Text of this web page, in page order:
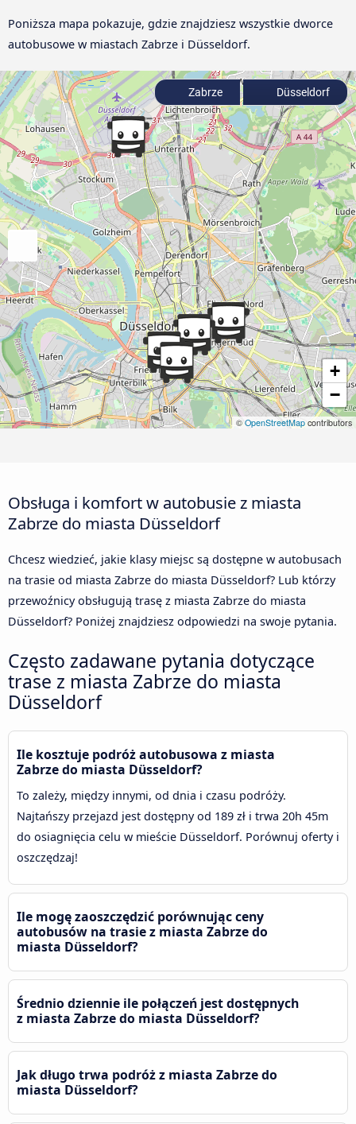
Poniższa mapa pokazuje, gdzie znajdziesz wszystkie dworce
autobusowe w miastach Zabrze i Düsseldorf.
+
−
© OpenStreetMap contributors
Zabrze Düsseldorf
Obsługa i komfort w autobusie z miasta
Zabrze do miasta Düsseldorf
Chcesz wiedzieć, jakie klasy miejsc są dostępne w autobusach
na trasie od miasta Zabrze do miasta Düsseldorf? Lub którzy
przewoźnicy obsługują trasę z miasta Zabrze do miasta
Düsseldorf? Poniżej znajdziesz odpowiedzi na swoje pytania.
Często zadawane pytania dotyczące
trase z miasta Zabrze do miasta
Düsseldorf
Ile kosztuje podróż autobusowa z miasta
Zabrze do miasta Düsseldorf?
To zależy, między innymi, od dnia i czasu podróży.
Najtańszy przejazd jest dostępny od 189 zł i trwa 20h 45m
do osiagnięcia celu w mieście Düsseldorf. Porównuj oferty i
oszczędzaj!
Ile mogę zaoszczędzić porównując ceny
autobusów na trasie z miasta Zabrze do
miasta Düsseldorf?
Średnio dziennie ile połączeń jest dostępnych
z miasta Zabrze do miasta Düsseldorf?
Jak długo trwa podróż z miasta Zabrze do
miasta Düsseldorf?